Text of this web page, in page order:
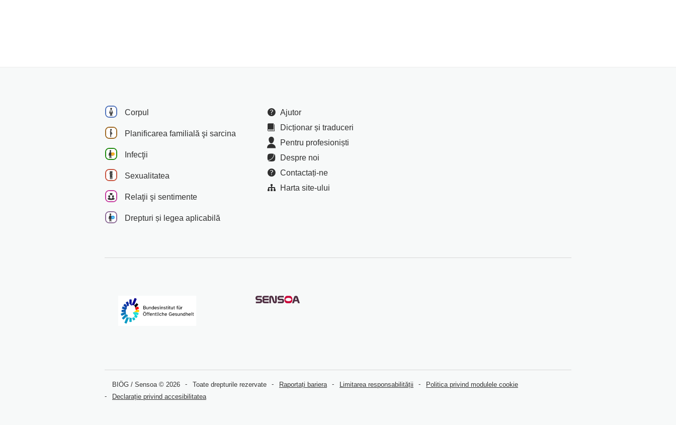
Corpul
Planificarea familială şi sarcina
Infecţii
Sexualitatea
Relaţii şi sentimente
Drepturi și legea aplicabilă
Ajutor
Dicționar și traduceri
Pentru profesioniști
Despre noi
Contactați-ne
Harta site-ului
BIÖG / Sensoa © 2026 Toate drepturile rezervate Raportați bariera Limitarea responsabilității
Politica privind modulele cookie
Declarație privind accesibilitatea